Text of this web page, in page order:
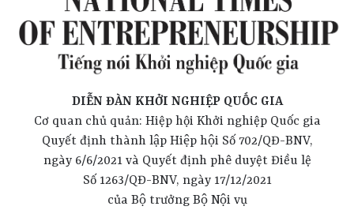
DIỄN ĐÀN KHỞI NGHIỆP QUỐC GIA
Cơ quan chủ quản: Hiệp hội Khởi nghiệp Quốc gia
Quyết định thành lập Hiệp hội Số 702/QĐ-BNV,
ngày 6/6/2021 và Quyết định phê duyệt Điều lệ
Số 1263/QĐ-BNV, ngày 17/12/2021
của Bộ trưởng Bộ Nội vụ